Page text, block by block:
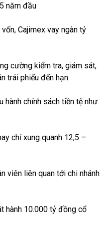
năm đầu
Cajimex vay ngàn tỷ
cường kiểm tra, giám sát,
trái phiếu đến hạn
hành chính sách tiền tệ như
chỉ xung quanh 12,5 –
viên liên quan tới chi nhánh
hành 10.000 tỷ đồng cổ